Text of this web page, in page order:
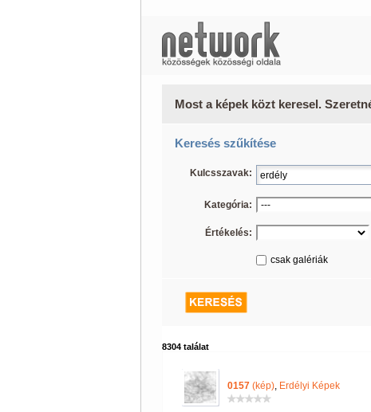
Most a képek közt keresel.
Keresés szűkítése
Kulcsszavak:
Kategória:
Értékelés:
csak galériák
8304 találat
0157(kép), Erdélyi Képek